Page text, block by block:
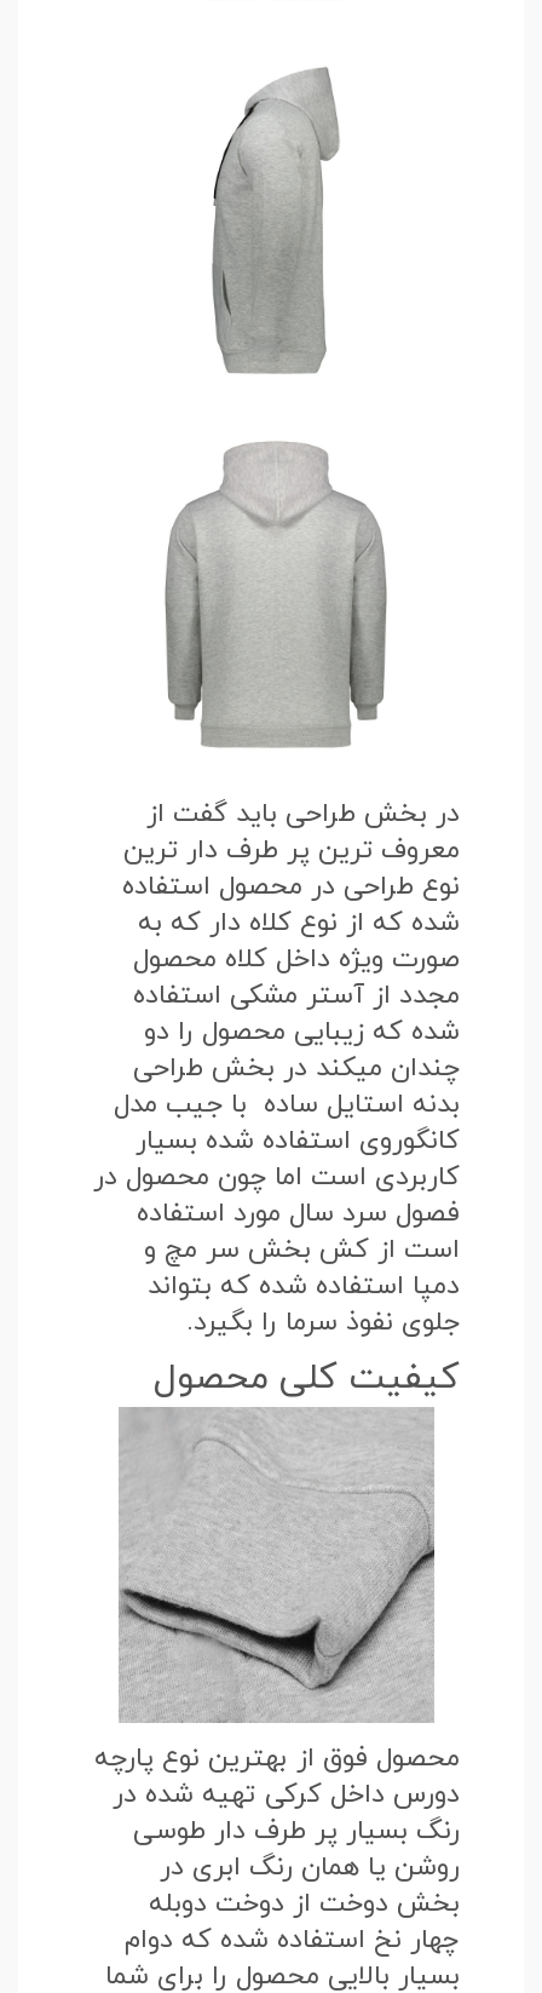
در بخش طراحی باید گفت از
معروف ترین پر طرف دار ترین
نوع طراحی در محصول استفاده
شده که از نوع کلاه دار که به
صورت ویژه داخل کلاه محصول
مجدد از آستر مشکی استفاده
شده که زیبایی محصول را دو
چندان میکند در بخش طراحی
بدنه استایل ساده با جیب مدل
کانگوروی استفاده شده بسیار
کاربردی است اما چون محصول در
فصول سرد سال مورد استفاده
است از کش بخش سر مچ و
دمپا استفاده شده که بتواند
جلوی نفوذ سرما را بگیرد.
کیفیت کلی محصول
محصول فوق از بهترین نوع پارچه
دورس داخل کرکی تهیه شده در
رنگ بسیار پر طرف دار طوسی
روشن یا همان رنگ ابری در
بخش دوخت از دوخت دوبله
چهار نخ استفاده شده که دوام
بسیار بالایی محصول را برای شما